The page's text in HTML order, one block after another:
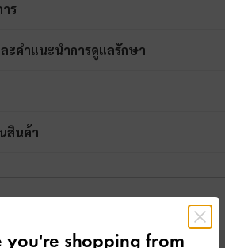
ร
ะคำแนะนำการดูแลรักษา
สินค้า
you're shopping from